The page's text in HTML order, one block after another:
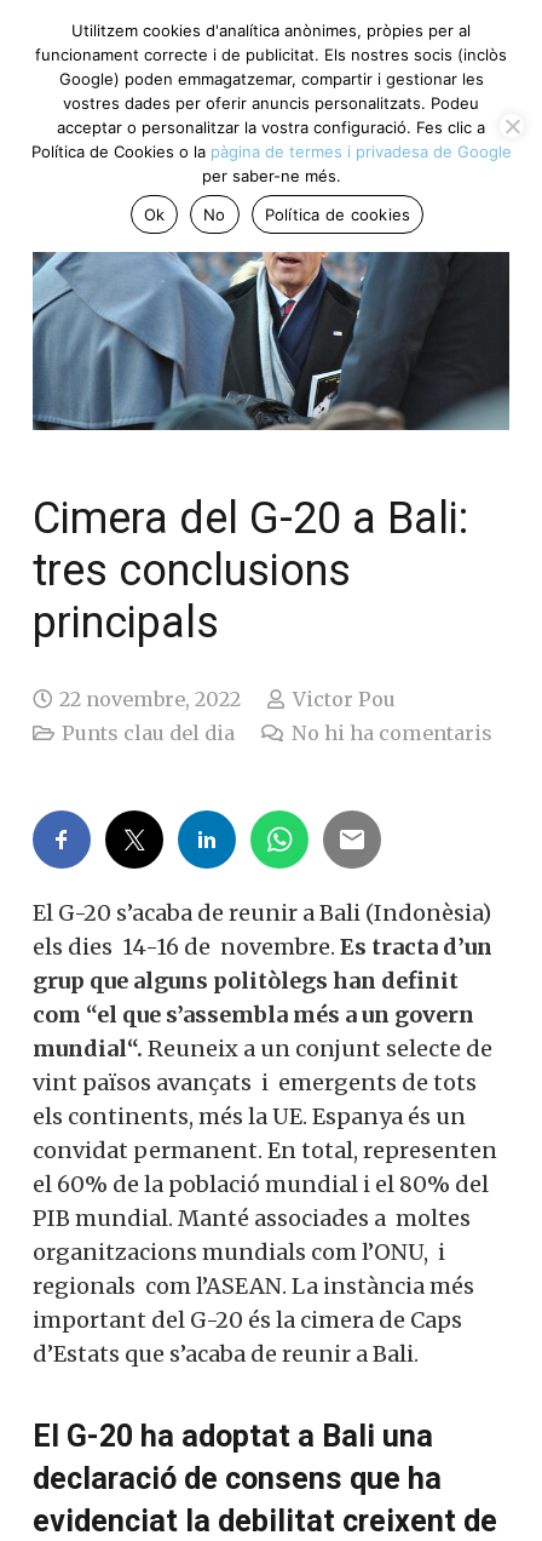
Cimera del G-20 a Bali:
tres conclusions
principals
22 novembre, 2022
Victor Pou
Punts clau del dia
No hi ha comentaris
El G-20 s’acaba de reunir a Bali (Indonèsia)
els dies 14-16 de novembre. Es tracta d’un
grup que alguns politòlegs han definit
com “el que s’assembla més a un govern
mundial“. Reuneix a un conjunt selecte de
vint països avançats i emergents de tots
els continents, més la UE. Espanya és un
convidat permanent. En total, representen
el 60% de la població mundial i el 80% del
PIB mundial. Manté associades a moltes
organitzacions mundials com l’ONU, i
regionals com l’ASEAN. La instància més
important del G-20 és la cimera de Caps
d’Estats que s’acaba de reunir a Bali.
El G-20 ha adoptat a Bali una
declaració de consens que ha
evidenciat la debilitat creixent de
Utilitzem cookies d'analítica anònimes, pròpies per al
funcionament correcte i de publicitat. Els nostres socis (inclòs
Google) poden emmagatzemar, compartir i gestionar les
vostres dades per oferir anuncis personalitzats. Podeu
acceptar o personalitzar la vostra configuració. Fes clic a
Política de Cookies o la pàgina de termes i privadesa de Google
per saber-ne més.
Ok
No Política de cookies